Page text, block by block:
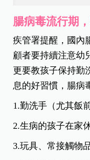
腸病毒流行期
疾管署提醒，國內
顧者要持續注意幼
更要教孩子保持勤
息的好習慣，腸病
1.勤洗手（尤其飯
2.生病的孩子在家
3.玩具、常接觸物